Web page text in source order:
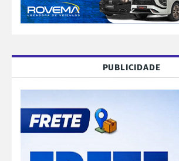
PUBLICIDADE